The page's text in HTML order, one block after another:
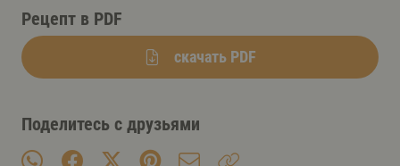
Рецепт в PDF
скачать PDF
Поделитесь с друзьями